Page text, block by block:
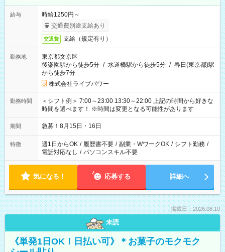
給与
時給1250円～
交通費別途支給あり
交通費 支給（規定有り）
勤務地
東京都文京区
後楽園駅から徒歩5分 / 水道橋駅から徒歩5分 / 春日(東京都)駅
から徒歩7分
株式会社ライブパワー
勤務時間
＜シフト例＞ 7:00～23:00 13:30～22:00 上記の時間から好きな
時間を選べます！ ※時間は変更となる可能性があります
期間 急募！8月15日・16日
特徴 週1日からOK / 履歴書不要 / 副業・WワークOK / シフト勤務 /
電話対応なし / パソコンスキル不要
気になる！ 応募する 詳細へ
掲載日：2026.08.10
未読
《単発1日OK！日払い可》＊お菓子のモクモク